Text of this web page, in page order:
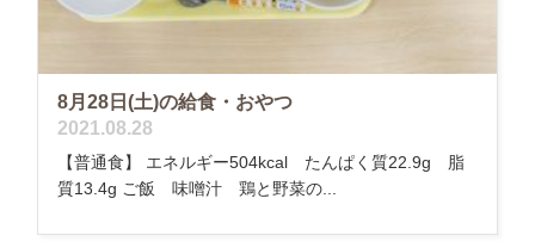
8月28日(土)の給食・おやつ
2021.08.28
【普通食】 エネルギー504kcal たんぱく質22.9g 脂
質13.4g ご飯 味噌汁 鶏と野菜の...